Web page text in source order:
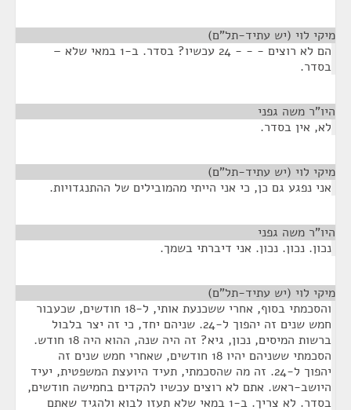
מיקי לוי (יש עתיד-תל"ם)
הם לא רוצים - - - 24 עכשיו? בסדר. ב-1 במאי שלא –
בסדר.
היו"ר משה גפני
לא, אין בסדר.
מיקי לוי (יש עתיד-תל"ם)
אני נפגע גם כן, כי אני הייתי מהמובילים של ההתנגדויות.
היו"ר משה גפני
נכון. נכון. נכון. אני דיברתי בשמך.
מיקי לוי (יש עתיד-תל"ם)
והסכמתי בסוף, אחרי ששכנעת אותי, ל-18 חודשים, שכעבור
חמש שנים זה יהפוך ל-24. שניהם יחד, כי זה יצר בלבול
ברשות המיסים, נכון, גיא? זה היה שנה, ההוא היה 18 חודש.
הסכמתי ששניהם יהיו 18 חודשים, שאחרי חמש שנים זה
יהפוך ל-24. זה מה שהסכמתי, תעיד היועצת המשפטית, יעיד
היושב-ראש. אתם לא רוצים עכשיו להקדים בחמישה חודשים,
בסדר. לא צריך. ב-1 במאי שלא תעזו לבוא ולהגיד שאתם